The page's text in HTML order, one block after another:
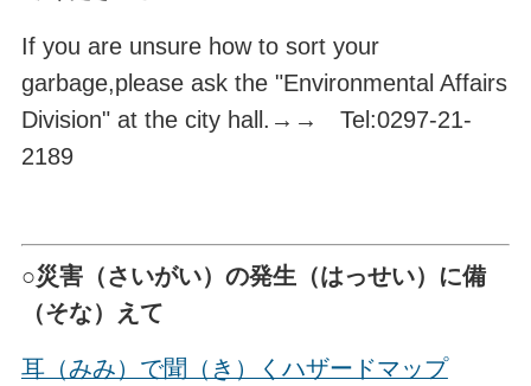
If you are unsure how to sort your
garbage,please ask the "Environmental Affairs
Division" at the city hall.→→ Tel:0297-21-
2189
○災害（さいがい）の発生（はっせい）に備
（そな）えて
耳（みみ）で聞（き）くハザードマップ